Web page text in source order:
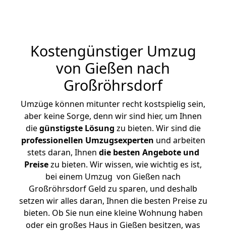
Kostengünstiger Umzug
von Gießen nach
Großröhrsdorf
Umzüge können mitunter recht kostspielig sein,
aber keine Sorge, denn wir sind hier, um Ihnen
diegünstigste Lösung zu bieten. Wir sind die
professionellen Umzugsexperten und arbeiten
stets daran, Ihnen die besten Angebote und
Preisezu bieten. Wir wissen, wie wichtig es ist,
bei einem Umzug von Gießen nach
Großröhrsdorf Geld zu sparen, und deshalb
setzen wir alles daran, Ihnen die besten Preise zu
bieten. Ob Sie nun eine kleine Wohnung haben
oder ein großes Haus in Gießen besitzen, was